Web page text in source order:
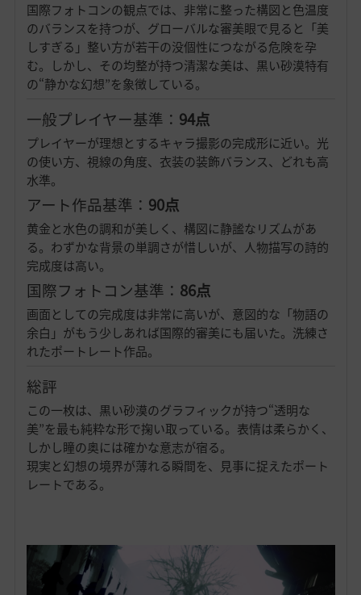
国際フォトコンの観点では、非常に整った構図と色温度
のバランスを持つが、グローバルな審美眼で見ると「美
しすぎる」整い方が若干の没個性につながる危険を孕
む。しかし、その均整が持つ清潔な美は、黒い砂漠特有
の“静かな幻想”を象徴している。
一般プレイヤー基準： 94点
プレイヤーが理想とするキャラ撮影の完成形に近い。光
の使い方、視線の角度、衣装の装飾バランス、どれも高
水準。
アート作品基準： 90点
黄金と水色の調和が美しく、構図に静謐なリズムがあ
る。わずかな背景の単調さが惜しいが、人物描写の詩的
完成度は高い。
国際フォトコン基準： 86点
画面としての完成度は非常に高いが、意図的な「物語の
余白」がもう少しあれば国際的審美にも届いた。洗練さ
れたポートレート作品。
総評
この一枚は、黒い砂漠のグラフィックが持つ“透明な
美”を最も純粋な形で掬い取っている。表情は柔らかく、
しかし瞳の奥には確かな意志が宿る。
現実と幻想の境界が薄れる瞬間を、見事に捉えたポート
レートである。